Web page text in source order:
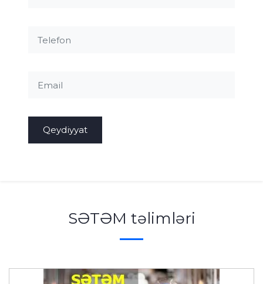
Qeydiyyat
SƏTƏM təlimləri